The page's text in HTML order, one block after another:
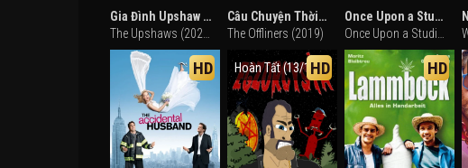
Gia Đình Upshaw (Phần 5)
Câu Chuyện Thời Đại Số
The Offliners (2019)
Once Upon a Studio
HD Hoàn Tất (13/13)HD HD